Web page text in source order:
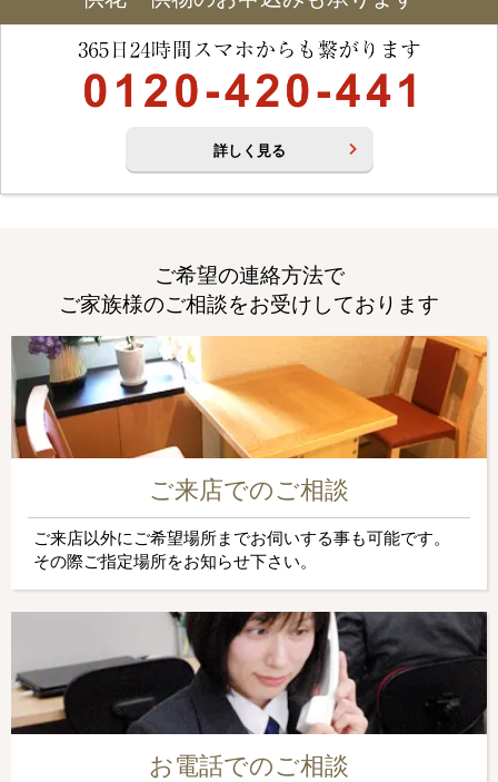
詳しく見る
ご希望の連絡方法で
ご家族様のご相談をお受けしております
ご来店でのご相談
ご来店以外にご希望場所までお伺いする事も可能です。
その際ご指定場所をお知らせ下さい。
お電話でのご相談